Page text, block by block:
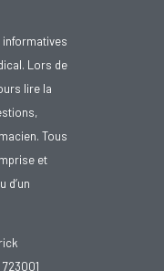
Lors de
lire la
Tous
et
d’un
723001